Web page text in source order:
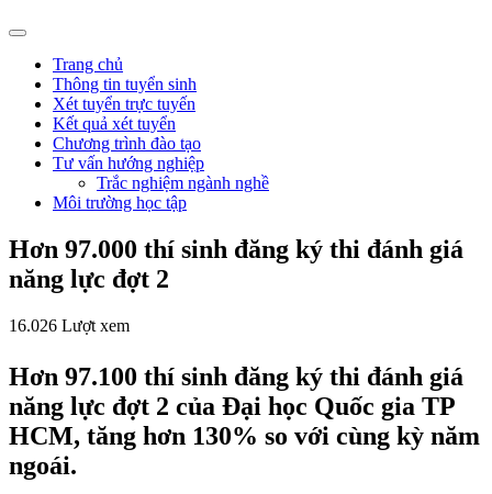
Trang chủ
Thông tin tuyển sinh
Xét tuyển trực tuyến
Kết quả xét tuyển
Chương trình đào tạo
Tư vấn hướng nghiệp
Trắc nghiệm ngành nghề
Môi trường học tập
Hơn 97.000 thí sinh đăng ký thi đánh giá
năng lực đợt 2
16.026 Lượt xem
Hơn 97.100 thí sinh đăng ký thi đánh giá
năng lực đợt 2 của Đại học Quốc gia TP
HCM, tăng hơn 130% so với cùng kỳ năm
ngoái.